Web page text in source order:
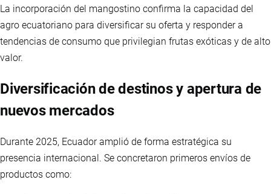
La incorporación del mangostino confirma la capacidad del
agro ecuatoriano para diversificar su oferta y responder a
tendencias de consumo que privilegian frutas exóticas y de alto
valor.
Diversificación de destinos y apertura de
nuevos mercados
Durante 2025, Ecuador amplió de forma estratégica su
presencia internacional. Se concretaron primeros envíos de
productos como: